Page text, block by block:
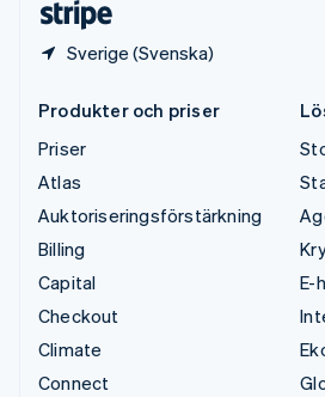
Sverige (Svenska)
Produkter och priser
Priser
Atlas
Auktoriseringsförstärkning
Billing
Capital
Checkout
Climate
Connect
E-